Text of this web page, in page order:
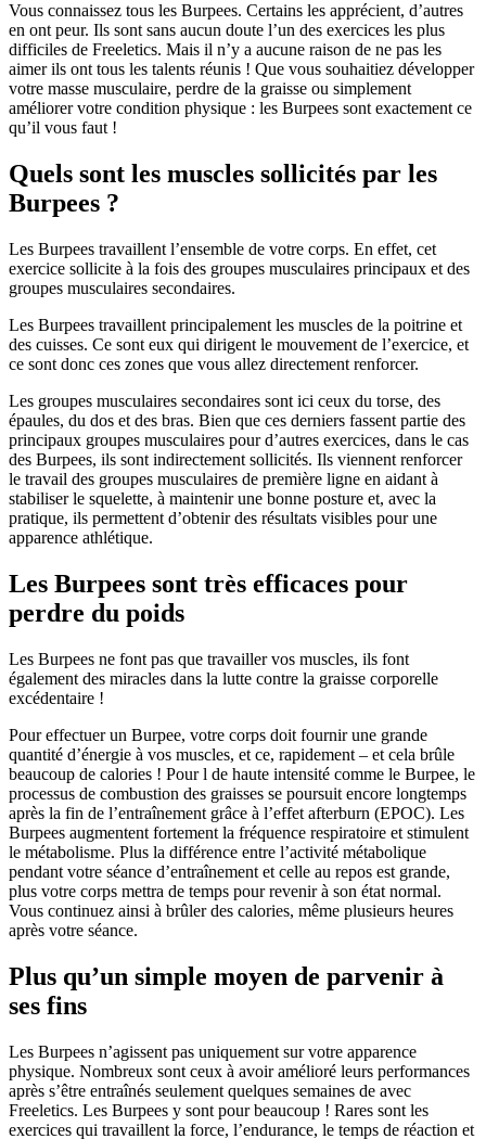
Vous connaissez tous les Burpees. Certains les apprécient, d’autres
en ont peur. Ils sont sans aucun doute l’un des exercices les plus
difficiles de Freeletics. Mais il n’y a aucune raison de ne pas les
aimer ils ont tous les talents réunis ! Que vous souhaitiez développer
votre masse musculaire, perdre de la graisse ou simplement
améliorer votre condition physique : les Burpees sont exactement ce
qu’il vous faut !
Quels sont les muscles sollicités par les
Burpees ?
Les Burpees travaillent l’ensemble de votre corps. En effet, cet
exercice sollicite à la fois des groupes musculaires principaux et des
groupes musculaires secondaires.
Les Burpees travaillent principalement les muscles de la poitrine et
des cuisses. Ce sont eux qui dirigent le mouvement de l’exercice, et
ce sont donc ces zones que vous allez directement renforcer.
Les groupes musculaires secondaires sont ici ceux du torse, des
épaules, du dos et des bras. Bien que ces derniers fassent partie des
principaux groupes musculaires pour d’autres exercices, dans le cas
des Burpees, ils sont indirectement sollicités. Ils viennent renforcer
le travail des groupes musculaires de première ligne en aidant à
stabiliser le squelette, à maintenir une bonne posture et, avec la
pratique, ils permettent d’obtenir des résultats visibles pour une
apparence athlétique.
Les Burpees sont très efficaces pour
perdre du poids
Les Burpees ne font pas que travailler vos muscles, ils font
également des miracles dans la lutte contre la graisse corporelle
excédentaire !
Pour effectuer un Burpee, votre corps doit fournir une grande
quantité d’énergie à vos muscles, et ce, rapidement – et cela brûle
beaucoup de calories ! Pour l de haute intensité comme le Burpee, le
processus de combustion des graisses se poursuit encore longtemps
après la fin de l’entraînement grâce à l’effet afterburn (EPOC). Les
Burpees augmentent fortement la fréquence respiratoire et stimulent
le métabolisme. Plus la différence entre l’activité métabolique
pendant votre séance d’entraînement et celle au repos est grande,
plus votre corps mettra de temps pour revenir à son état normal.
Vous continuez ainsi à brûler des calories, même plusieurs heures
après votre séance.
Plus qu’un simple moyen de parvenir à
ses fins
Les Burpees n’agissent pas uniquement sur votre apparence
physique. Nombreux sont ceux à avoir amélioré leurs performances
après s’être entraînés seulement quelques semaines de avec
Freeletics. Les Burpees y sont pour beaucoup ! Rares sont les
exercices qui travaillent la force, l’endurance, le temps de réaction et